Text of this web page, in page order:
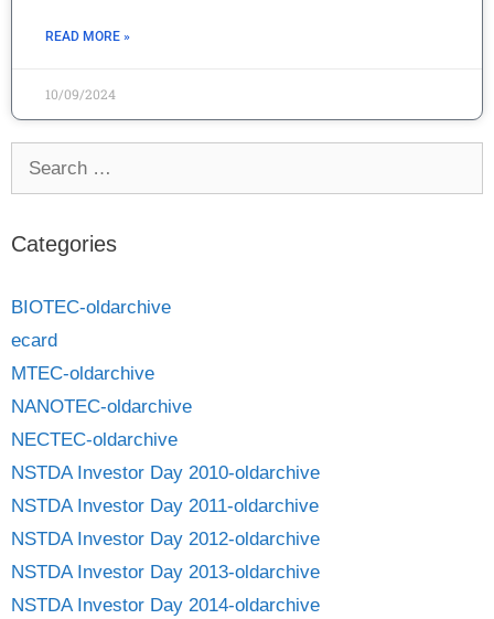
READ MORE »
10/09/2024
Categories
BIOTEC-oldarchive
ecard
MTEC-oldarchive
NANOTEC-oldarchive
NECTEC-oldarchive
NSTDA Investor Day 2010-oldarchive
NSTDA Investor Day 2011-oldarchive
NSTDA Investor Day 2012-oldarchive
NSTDA Investor Day 2013-oldarchive
NSTDA Investor Day 2014-oldarchive